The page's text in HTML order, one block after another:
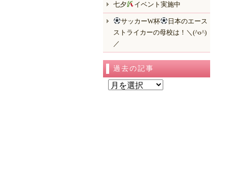
七夕 イベント実施中
サッカーW杯
日本のエース
ストライカーの母校は！＼(^o^)
／
過去の記事